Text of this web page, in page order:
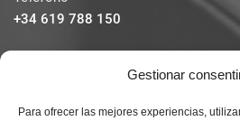
Gestionar
Para ofrecer las mejores experiencias,
+34 619 788 150
info@centromagna.com